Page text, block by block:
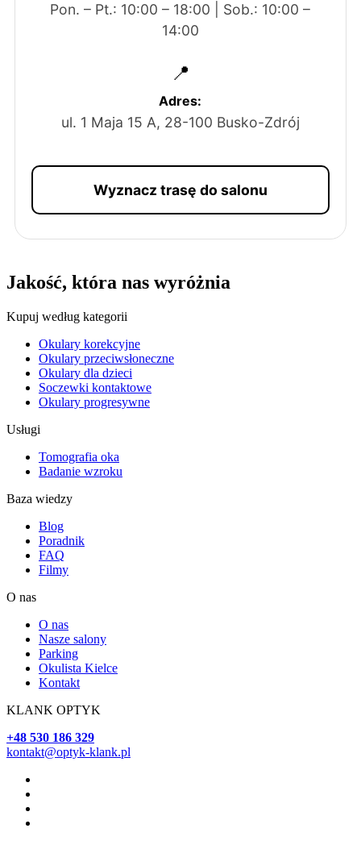
Pon. – Pt.: 10:00 – 18:00 | Sob.: 10:00 –
14:00
📍
Adres:
ul. 1 Maja 15 A, 28-100 Busko-Zdrój
Wyznacz trasę do salonu
Jakość, która nas wyróżnia
Kupuj według kategorii
Okulary korekcyjne
Okulary przeciwsłoneczne
Okulary dla dzieci
Soczewki kontaktowe
Okulary progresywne
Usługi
Tomografia oka
Badanie wzroku
Baza wiedzy
Blog
Poradnik
FAQ
Filmy
O nas
O nas
Nasze salony
Parking
Okulista Kielce
Kontakt
KLANK OPTYK
+48 530 186 329
kontakt@optyk-klank.pl